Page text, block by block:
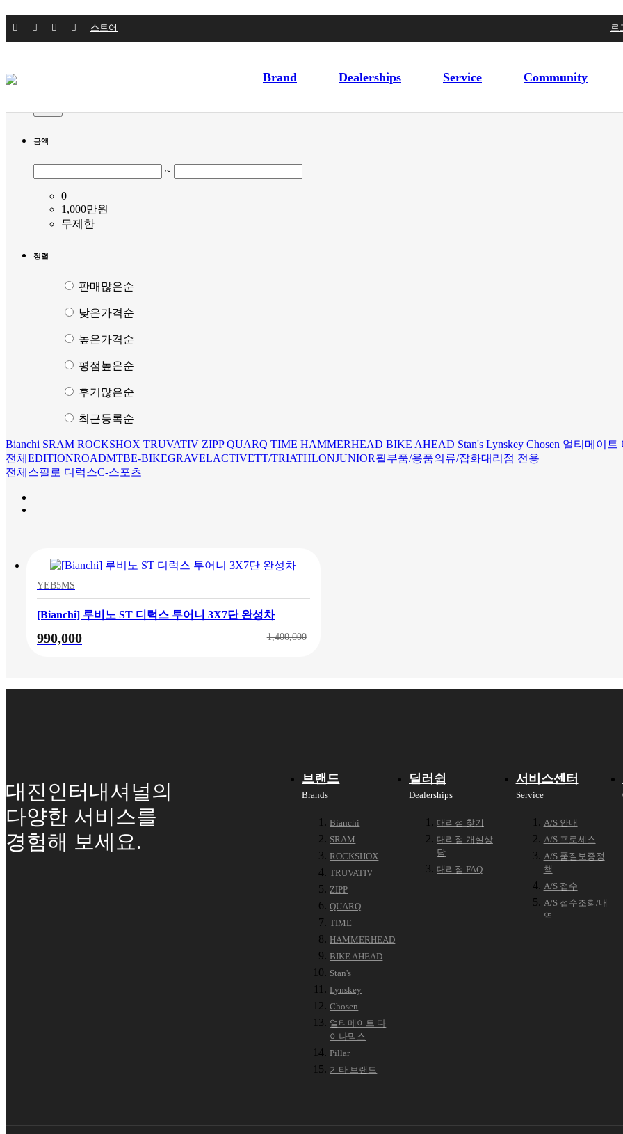
스토어 로
Brand Dealerships Service Community
금액
~
0
1,000만원
무제한
정렬
판매많은순
낮은가격순
높은가격순
평점높은순
후기많은순
최근등록순
Bianchi SRAM ROCKSHOX TRUVATIV ZIPP QUARQ TIME HAMMERHEAD BIKE AHEAD Stan's Lynskey Chosen 얼티메이트
전체 EDITIONROADMTBE-BIKEGRAVELACTIVETT/TRIATHLONJUNIOR휠부품/용품의류/잡화대리점 전용
전체 스필로 디럭스C-스포츠
YEB5MS
[Bianchi] 루비노 ST 디럭스 투어니 3X7단 완성차
990,000 1,400,000
대진인터내셔널의
다양한 서비스를
경험해 보세요.
브랜드
Brands
Bianchi
SRAM
ROCKSHOX
TRUVATIV
ZIPP
QUARQ
TIME
HAMMERHEAD
BIKE AHEAD
Stan's
Lynskey
Chosen
얼티메이트 다
이나믹스
Pillar
기타 브랜드
딜러쉽
Dealerships
대리점 찾기
대리점 개설상
담
대리점 FAQ
서비스센터
Service
A/S 안내
A/S 프로세스
A/S 품질보증정
책
A/S 접수
A/S 접수조회/내
역